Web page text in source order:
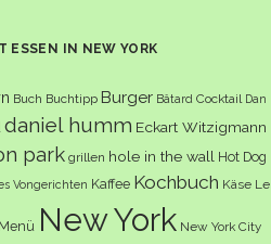
ESSEN IN NEW YORK
Buch Buchtipp Burger Bâtard Cocktail Dan
daniel humm Eckart Witzigmann
park grillen hole in the wall Hot Dog
Vongerichten Kaffee Kochbuch Käse Le
Menü New York New York City